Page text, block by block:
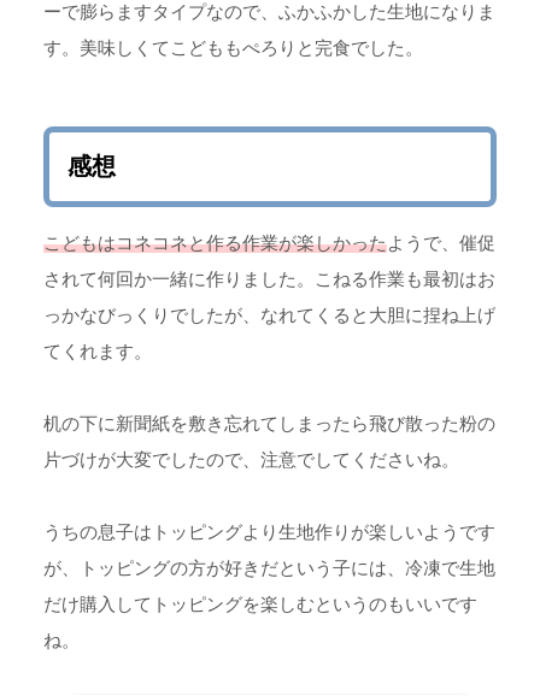
ーで膨らますタイプなので、ふかふかした生地になりま
す。美味しくてこどももぺろりと完食でした。
感想
こどもはコネコネと作る作業が楽しかったようで、催促
されて何回か一緒に作りました。こねる作業も最初はお
っかなびっくりでしたが、なれてくると大胆に捏ね上げ
てくれます。
机の下に新聞紙を敷き忘れてしまったら飛び散った粉の
片づけが大変でしたので、注意でしてくださいね。
うちの息子はトッピングより生地作りが楽しいようです
が、トッピングの方が好きだという子には、冷凍で生地
だけ購入してトッピングを楽しむというのもいいです
ね。